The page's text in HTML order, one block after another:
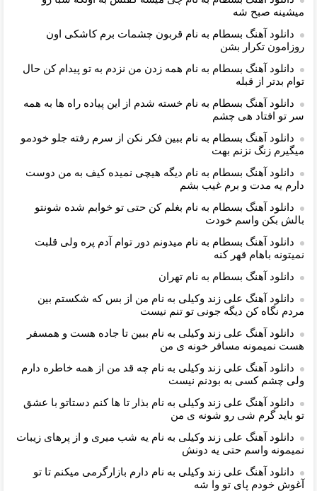
میشینه صبح شه
دانلود آهنگ بسطام به نام قربون چشمات برم کاشکی اون
روزامون تکرار بشن
دانلود آهنگ بسطام به نام همه زدن من نزدم به تو پیدام کن حال
توام بدتر از قبله
دانلود آهنگ بسطام به نام خسته شدم از این پیاده راه ها به همه
سر تو افتاد هی چشم
دانلود آهنگ بسطام به نام ببین فکر نکن از سرم رفته جلو خودمو
میگیرم زنگ نزنم بهت
دانلود آهنگ بسطام به نام دیگه هیچی نمیده کیف به من دوست
دارم یه مدت و برم غیب بشم
دانلود آهنگ بسطام به نام بغلم کن حتی تو خوابم شده شونتو
بالش بکن واسم خودت
دانلود آهنگ بسطام به نام میدونم دور توام آدم پره ولی قلبت
نمیتونه باهام قهر کنه
دانلود آهنگ بسطام به نام تهران
دانلود آهنگ علی زند وکیلی به نام من از بس كه شكستم بین
مردم نگاه كن دیگه جونى تو تنم نیست
دانلود آهنگ علی زند وکیلی به نام ببین تا جاده هست و همسفر
هست نمیمونه مسافر خونه ی من
دانلود آهنگ علی زند وکیلی به نام چه قد من از همه خاطره دارم
ولی چشم كسی به بودنم نیست
دانلود آهنگ علی زند وکیلی به نام بذار تا ها كنم دستاتو با عشق
تو باید گرم شی رو شونه ى من
دانلود آهنگ علی زند وکیلی به نام یه شب میرى و از پرهای زيبات
نمیمونه واسم حتی یه دونش
دانلود آهنگ علی زند وکیلی به نام دارم بازارگرمی میكنم تا تو
آغوش خودم پای تو وا شه